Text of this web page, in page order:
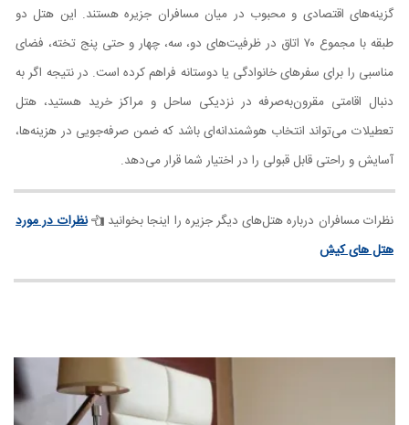
گزینه‌های اقتصادی و محبوب در میان مسافران جزیره هستند. این هتل دو
طبقه با مجموع ۷۰ اتاق در ظرفیت‌های دو، سه، چهار و حتی پنج تخته، فضای
مناسبی را برای سفرهای خانوادگی یا دوستانه فراهم کرده است. در نتیجه اگر به
دنبال اقامتی مقرون‌به‌صرفه در نزدیکی ساحل و مراکز خرید هستید، هتل
تعطیلات می‌تواند انتخاب هوشمندانه‌ای باشد که ضمن صرفه‌جویی در هزینه‌ها،
آسایش و راحتی قابل قبولی را در اختیار شما قرار می‌دهد.
نظرات مسافران درباره هتل‌های دیگر جزیره را اینجا بخوانید
نظرات در مورد
هتل های کیش